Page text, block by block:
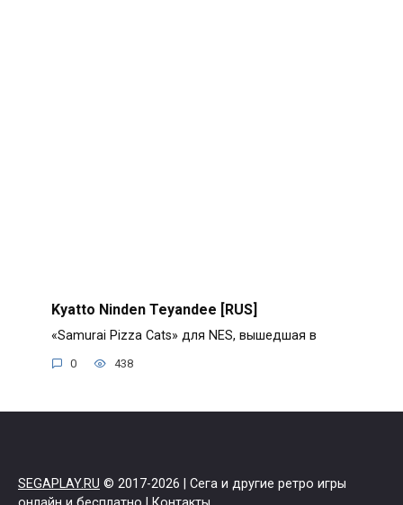
Kyatto Ninden Teyandee [RUS]
«Samurai Pizza Cats» для NES, вышедшая в
0 438
SEGAPLAY.RU © 2017-2026 | Сега и другие ретро игры